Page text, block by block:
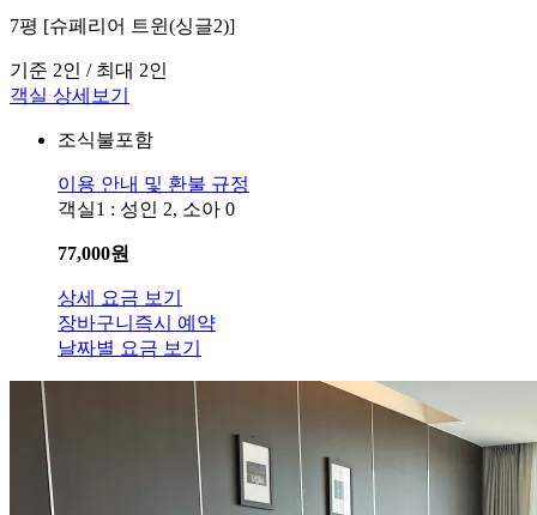
7평 [슈페리어 트윈(싱글2)]
기준 2인 / 최대 2인
객실 상세보기
조식불포함
이용 안내 및 환불 규정
객실1 : 성인 2, 소아 0
77,000원
상세 요금 보기
장바구니 즉시 예약
날짜별 요금 보기